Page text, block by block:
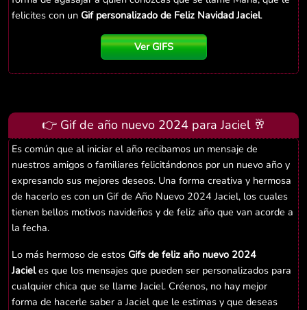
felicites con un Gif personalizado de Feliz Navidad Jaciel.
Ver GIFS
👉 Gif de año nuevo 2024 para Jaciel 🥂
Es común que al iniciar el año recibamos un mensaje de
nuestros amigos o familiares felicitándonos por un nuevo año y
expresando sus mejores deseos. Una forma creativa y hermosa
de hacerlo es con un Gif de Año Nuevo 2024 Jaciel, los cuales
tienen bellos motivos navideños y de feliz año que van acorde a
la fecha.
Lo más hermoso de estos Gifs de feliz año nuevo 2024
Jacieles que los mensajes que pueden ser personalizados para
cualquier chica que se llame Jaciel. Créenos, no hay mejor
forma de hacerle saber a Jaciel que le estimas y que deseas